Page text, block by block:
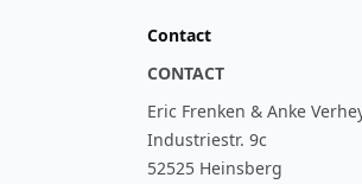
Contact
CONTACT
Eric Frenken & Anke
Industriestr. 9c
52525 Heinsberg